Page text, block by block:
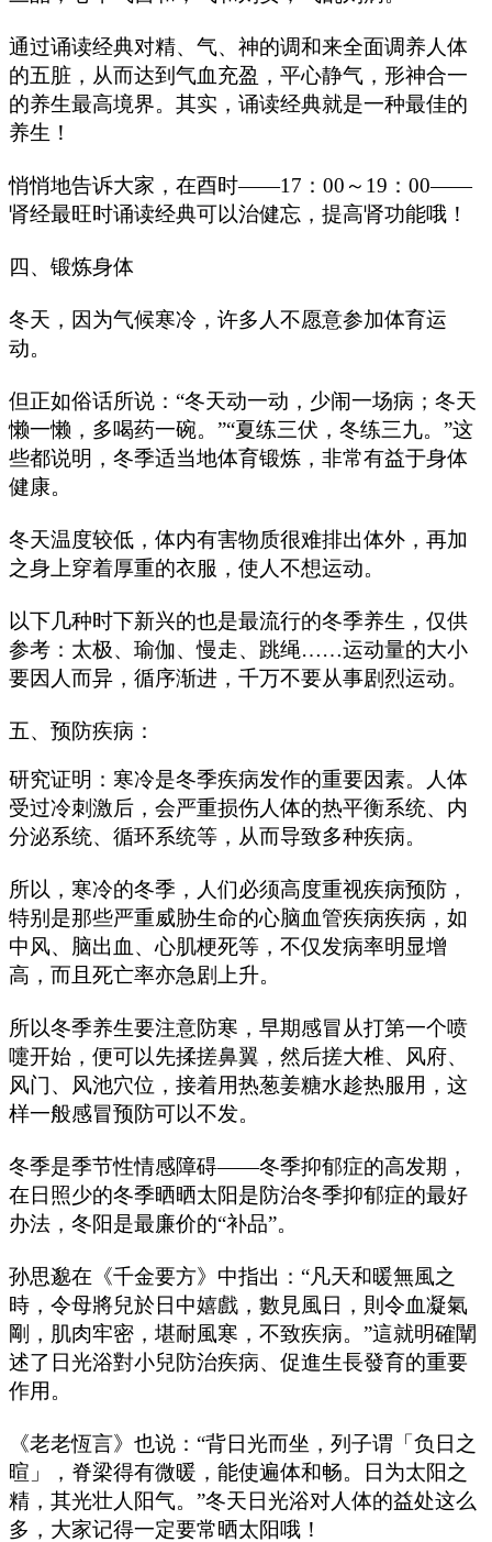
通过诵读经典对精、气、神的调和来全面调养人体
的五脏，从而达到气血充盈，平心静气，形神合一
的养生最高境界。其实，诵读经典就是一种最佳的
养生！
悄悄地告诉大家，在酉时——17：00～19：00——
肾经最旺时诵读经典可以治健忘，提高肾功能哦！
四、锻炼身体
冬天，因为气候寒冷，许多人不愿意参加体育运
动。
但正如俗话所说：“冬天动一动，少闹一场病；冬天
懒一懒，多喝药一碗。”“夏练三伏，冬练三九。”这
些都说明，冬季适当地体育锻炼，非常有益于身体
健康。
冬天温度较低，体内有害物质很难排出体外，再加
之身上穿着厚重的衣服，使人不想运动。
以下几种时下新兴的也是最流行的冬季养生，仅供
参考：太极、瑜伽、慢走、跳绳……运动量的大小
要因人而异，循序渐进，千万不要从事剧烈运动。
五、预防疾病：
研究证明：寒冷是冬季疾病发作的重要因素。人体
受过冷刺激后，会严重损伤人体的热平衡系统、内
分泌系统、循环系统等，从而导致多种疾病。
所以，寒冷的冬季，人们必须高度重视疾病预防，
特别是那些严重威胁生命的心脑血管疾病疾病，如
中风、脑出血、心肌梗死等，不仅发病率明显增
高，而且死亡率亦急剧上升。
所以冬季养生要注意防寒，早期感冒从打第一个喷
嚏开始，便可以先揉搓鼻翼，然后搓大椎、风府、
风门、风池穴位，接着用热葱姜糖水趁热服用，这
样一般感冒预防可以不发。
冬季是季节性情感障碍——冬季抑郁症的高发期，
在日照少的冬季晒晒太阳是防治冬季抑郁症的最好
办法，冬阳是最廉价的“补品”。
孙思邈在《千金要方》中指出：“凡天和暖無風之
時，令母將兒於日中嬉戲，數見風日，則令血凝氣
剛，肌肉牢密，堪耐風寒，不致疾病。”這就明確闡
述了日光浴對小兒防治疾病、促進生長發育的重要
作用。
《老老恆言》也说：“背日光而坐，列子谓「负日之
暄」，脊梁得有微暖，能使遍体和畅。日为太阳之
精，其光壮人阳气。”冬天日光浴对人体的益处这么
多，大家记得一定要常晒太阳哦！